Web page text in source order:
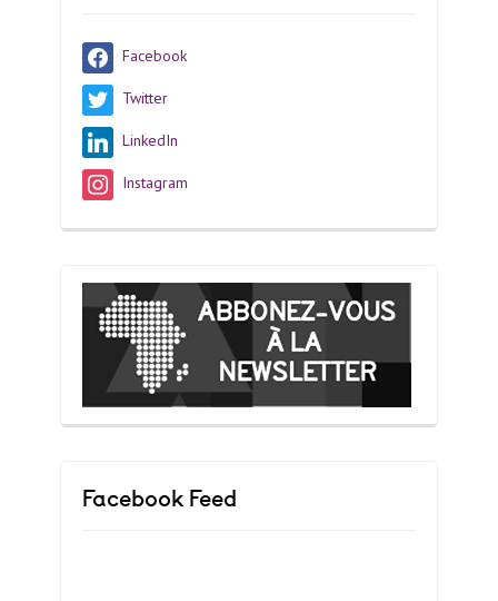
Facebook
Twitter
LinkedIn
Instagram
Facebook Feed